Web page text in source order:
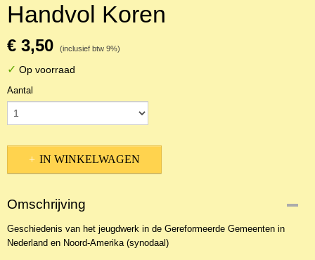
Handvol Koren
€ 3,50 (inclusief btw 9%)
✓ Op voorraad
Aantal
IN WINKELWAGEN
Omschrijving
Geschiedenis van het jeugdwerk in de Gereformeerde Gemeenten in
Nederland en Noord-Amerika (synodaal)